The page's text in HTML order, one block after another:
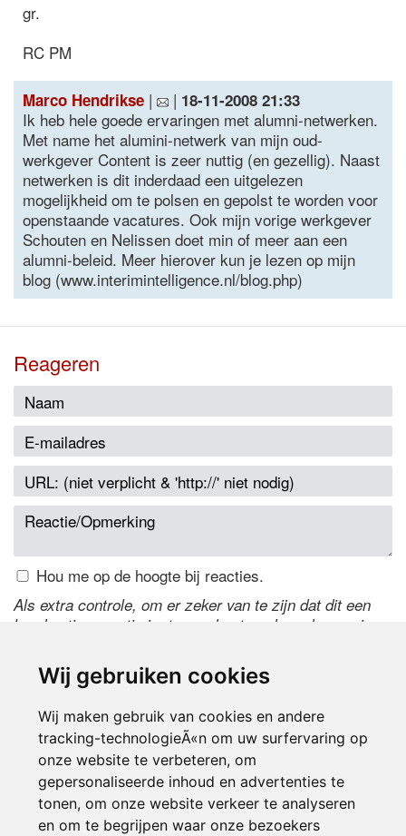
Wij gebruiken cookies
Wij maken gebruik van cookies en andere
tracking-technologieÃ«n om uw surfervaring op
onze website te verbeteren, om
gepersonaliseerde inhoud en advertenties te
tonen, om onze website verkeer te analyseren
en om te begrijpen waar onze bezoekers
gr.
RC PM
Marco Hendrikse | | 18-11-2008 21:33
Ik heb hele goede ervaringen met alumni-netwerken.
Met name het alumini-netwerk van mijn oud-
werkgever Content is zeer nuttig (en gezellig). Naast
netwerken is dit inderdaad een uitgelezen
mogelijkheid om te polsen en gepolst te worden voor
openstaande vacatures. Ook mijn vorige werkgever
Schouten en Nelissen doet min of meer aan een
alumni-beleid. Meer hierover kun je lezen op mijn
blog (www.interimintelligence.nl/blog.php)
Reageren
Hou me op de hoogte bij reacties.
Als extra controle, om er zeker van te zijn dat dit een
handmatige reactie is, typ onderstaande code over in
de code te wijzigen.